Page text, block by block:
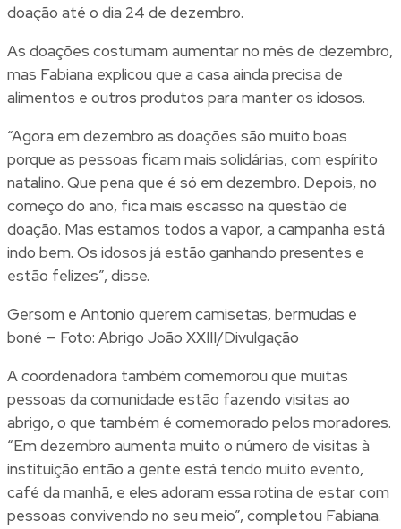
doação até o dia 24 de dezembro.
As doações costumam aumentar no mês de dezembro,
mas Fabiana explicou que a casa ainda precisa de
alimentos e outros produtos para manter os idosos.
“Agora em dezembro as doações são muito boas
porque as pessoas ficam mais solidárias, com espírito
natalino. Que pena que é só em dezembro. Depois, no
começo do ano, fica mais escasso na questão de
doação. Mas estamos todos a vapor, a campanha está
indo bem. Os idosos já estão ganhando presentes e
estão felizes”, disse.
Gersom e Antonio querem camisetas, bermudas e
boné — Foto: Abrigo João XXIII/Divulgação
A coordenadora também comemorou que muitas
pessoas da comunidade estão fazendo visitas ao
abrigo, o que também é comemorado pelos moradores.
“Em dezembro aumenta muito o número de visitas à
instituição então a gente está tendo muito evento,
café da manhã, e eles adoram essa rotina de estar com
pessoas convivendo no seu meio”, completou Fabiana.